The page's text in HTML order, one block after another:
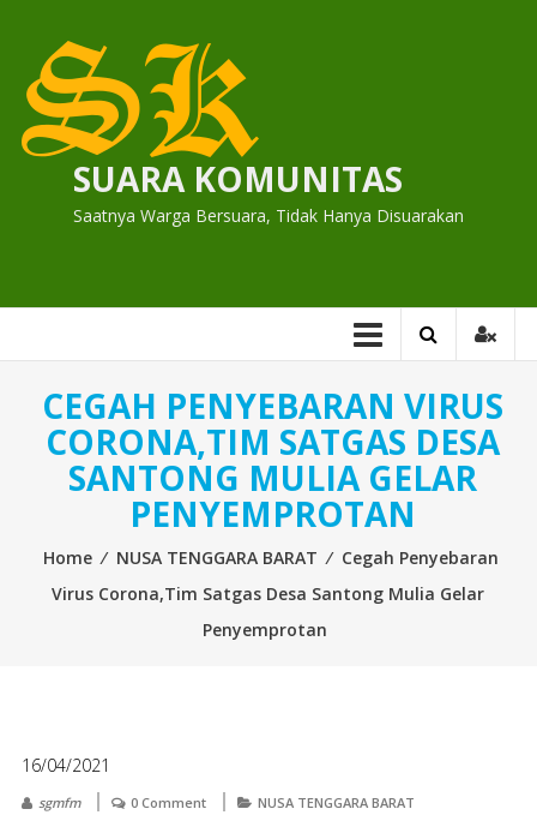
content
SUARA KOMUNITAS
Saatnya Warga Bersuara, Tidak Hanya Disuarakan
CEGAH PENYEBARAN VIRUS
CORONA,TIM SATGAS DESA
SANTONG MULIA GELAR
PENYEMPROTAN
Home ⁄ NUSA TENGGARA BARAT ⁄ Cegah Penyebaran
Virus Corona,Tim Satgas Desa Santong Mulia Gelar
Penyemprotan
16/04/2021
sgmfm 0 Comment NUSA TENGGARA BARAT